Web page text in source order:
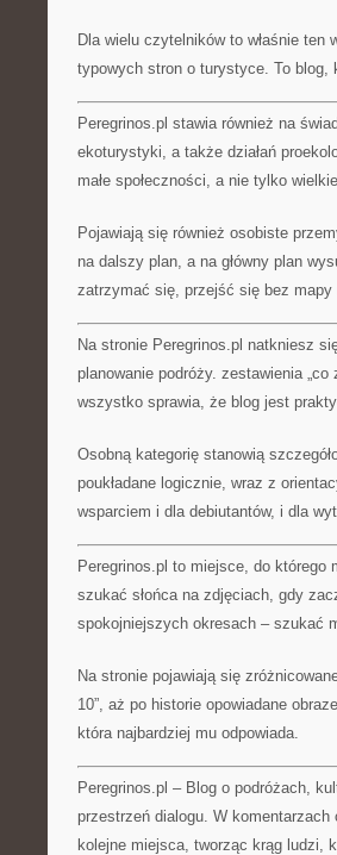
Dla wielu czytelników to właśnie
typowych stron o turystyce. To blog,
Peregrinos.pl stawia również na
ekoturystyki, a także działań
małe społeczności, a nie tylko
Pojawiają się również osobiste
na dalszy plan, a na główny plan
zatrzymać się, przejść się bez mapy
Na stronie Peregrinos.pl natkniesz
planowanie podróży. zestawienia
wszystko sprawia, że blog jest
Osobną kategorię stanowią
poukładane logicznie, wraz z
wsparciem i dla debiutantów, i dla
Peregrinos.pl to miejsce, do
szukać słońca na zdjęciach, gdy
spokojniejszych okresach – szukać
Na stronie pojawiają się
10”, aż po historie opowiadane
która najbardziej mu odpowiada.
Peregrinos.pl – Blog o podróżach,
przestrzeń dialogu. W
kolejne miejsca, tworząc krąg ludzi,